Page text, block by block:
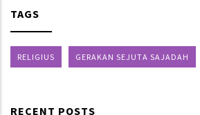
TAGS
RELIGIUS GERAKAN SEJUTA SAJADAH
RECENT POSTS